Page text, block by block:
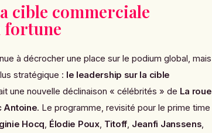
cible commerciale
fortune
à décrocher une place sur le podium global, mais
stratégique : le leadership sur la cible
une nouvelle déclinaison « célébrités » de La roue
Antoine. Le programme, revisité pour le prime time
Hocq, Élodie Poux, Titoff, Jeanfi Janssens,